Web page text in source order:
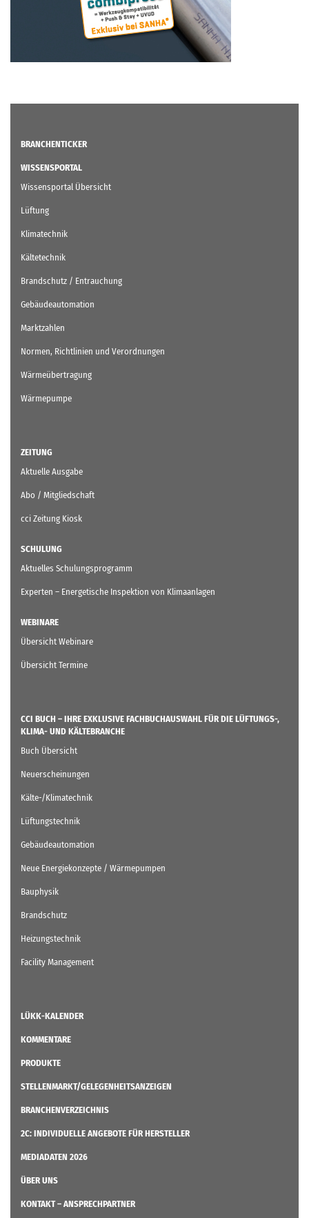
BRANCHENTICKER
WISSENSPORTAL
Wissensportal Übersicht
Lüftung
Klimatechnik
Kältetechnik
Brandschutz / Entrauchung
Gebäudeautomation
Marktzahlen
Normen, Richtlinien und Verordnungen
Wärmeübertragung
Wärmepumpe
ZEITUNG
Aktuelle Ausgabe
Abo / Mitgliedschaft
cci Zeitung Kiosk
SCHULUNG
Aktuelles Schulungsprogramm
Experten – Energetische Inspektion von Klimaanlagen
WEBINARE
Übersicht Webinare
Übersicht Termine
CCI BUCH – IHRE EXKLUSIVE FACHBUCHAUSWAHL FÜR DIE LÜFTUNGS-,
KLIMA- UND KÄLTEBRANCHE
Buch Übersicht
Neuerscheinungen
Kälte-/Klimatechnik
Lüftungstechnik
Gebäudeautomation
Neue Energiekonzepte / Wärmepumpen
Bauphysik
Brandschutz
Heizungstechnik
Facility Management
LÜKK-KALENDER
KOMMENTARE
PRODUKTE
STELLENMARKT/GELEGENHEITSANZEIGEN
BRANCHENVERZEICHNIS
2C: INDIVIDUELLE ANGEBOTE FÜR HERSTELLER
MEDIADATEN 2026
ÜBER UNS
KONTAKT – ANSPRECHPARTNER